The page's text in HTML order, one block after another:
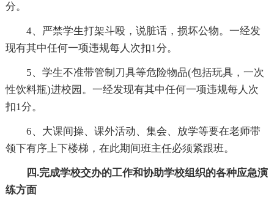
分。
4、严禁学生打架斗殴，说脏话，损坏公物。一经发
现有其中任何一项违规每人次扣1分。
5、学生不准带管制刀具等危险物品(包括玩具，一次
性饮料瓶)进校园。一经发现有其中任何一项违规每人次
扣1分。
6、大课间操、课外活动、集会、放学等要在老师带
领下有序上下楼梯，在此期间班主任必须紧跟班。
四.完成学校交办的工作和协助学校组织的各种应急演
练方面